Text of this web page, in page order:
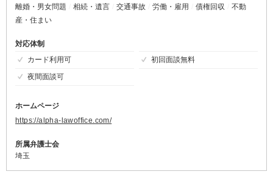
離婚・男女問題
相続・遺言 交通事故 労働・雇用 債権回収
不動
産・住まい
対応体制
カード利用可
初回面談無料
夜間面談可
ホームページ
https://alpha-lawoffice.com/
所属弁護士会
埼玉